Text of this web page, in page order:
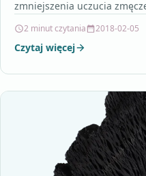
zmniejszenia uczucia
2 minut czytania 2018-02-05
Czytaj więcej